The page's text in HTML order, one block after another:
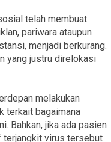
telah membuat
pariwara ataupun
menjadi berkurang.
yang justru direlokasi
melakukan
terkait bagaimana
Bahkan, jika ada pasien
terjangkit virus tersebut